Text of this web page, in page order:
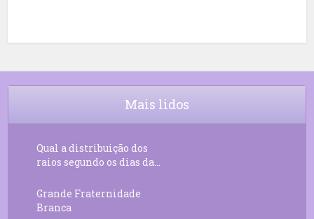
Mais lidos
Qual a distribuição dos
raios segundo os dias da...
Grande Fraternidade
Branca